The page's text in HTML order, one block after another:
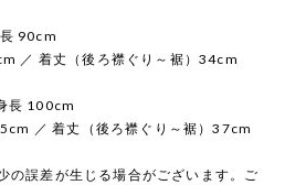
90cm
／ 着丈（後ろ襟ぐり～裾）34cm
長 100cm
／ 着丈（後ろ襟ぐり～裾）37cm
の誤差が生じる場合がございます。ご